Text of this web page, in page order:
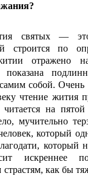
святых —
строится по
отражено
показана
собой. Очень
чтение жития
читается на
мучительно
который
который
искреннее
страстям, как бы